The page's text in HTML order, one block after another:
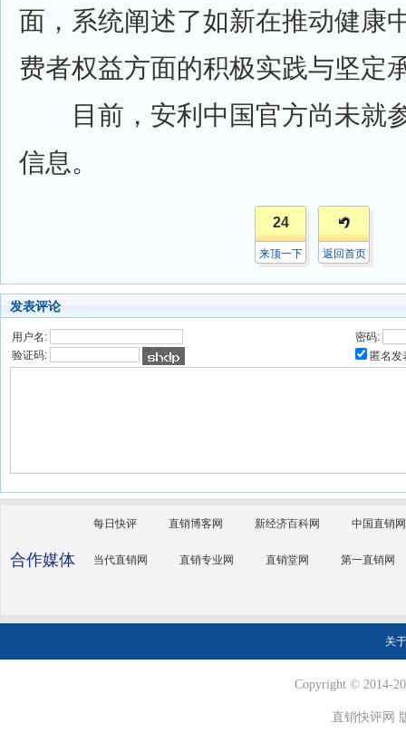
面，系统阐述了如新在推动健康
费者权益方面的积极实践与坚定
目前，安利中国官方尚未就
信息。
24
来顶一下 返回首页
发表评论
用户名:
密码:
验证码:
匿名发
合作媒体
每日快评 直销博客网 新经济百科网 中国直销网
当代直销网 直销专业网 直销堂网 第一直销网
关
Copyright © 2014-
直销快评网